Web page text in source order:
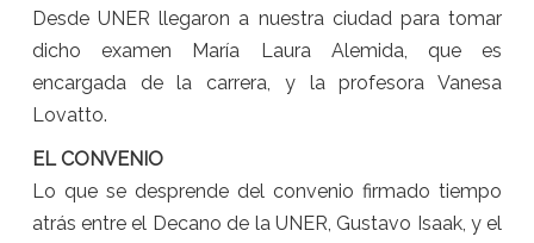
Desde UNER llegaron a nuestra ciudad para tomar
dicho examen María Laura Alemida, que es
encargada de la carrera, y la profesora Vanesa
Lovatto.
EL CONVENIO
Lo que se desprende del convenio firmado tiempo
atrás entre el Decano de la UNER, Gustavo Isaak, y el